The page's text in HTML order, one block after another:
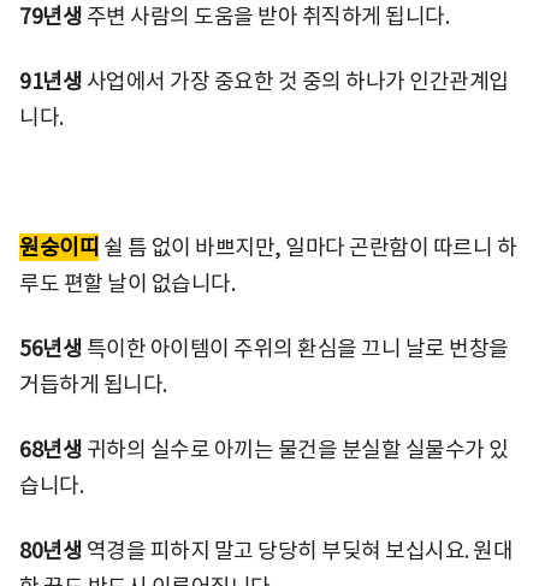
79년생 주변 사람의 도움을 받아 취직하게 됩니다.
91년생 사업에서 가장 중요한 것 중의 하나가 인간관계입
니다.
원숭이띠 쉴 틈 없이 바쁘지만, 일마다 곤란함이 따르니 하
루도 편할 날이 없습니다.
56년생 특이한 아이템이 주위의 환심을 끄니 날로 번창을
거듭하게 됩니다.
68년생 귀하의 실수로 아끼는 물건을 분실할 실물수가 있
습니다.
80년생 역경을 피하지 말고 당당히 부딪혀 보십시요. 원대